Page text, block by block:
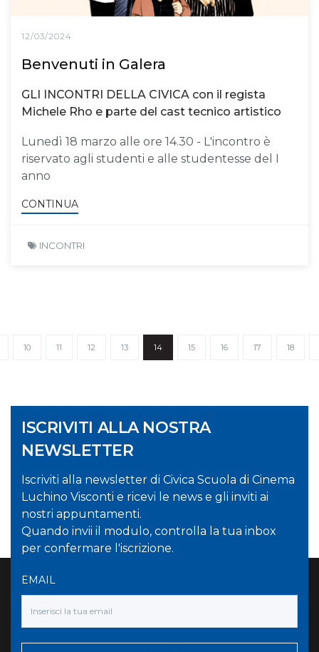
12/03/2024
Benvenuti in Galera
GLI INCONTRI DELLA CIVICA con il regista
Michele Rho e parte del cast tecnico artistico
Lunedì 18 marzo alle ore 14.30 - L'incontro è
riservato agli studenti e alle studentesse del I
anno
CONTINUA
INCONTRI
10 11 12 13 14 15 16 17 18
ISCRIVITI ALLA NOSTRA
NEWSLETTER
Iscriviti alla newsletter di Civica Scuola di Cinema
Luchino Visconti e ricevi le news e gli inviti ai
nostri appuntamenti.
Quando invii il modulo, controlla la tua inbox
per confermare l'iscrizione.
EMAIL